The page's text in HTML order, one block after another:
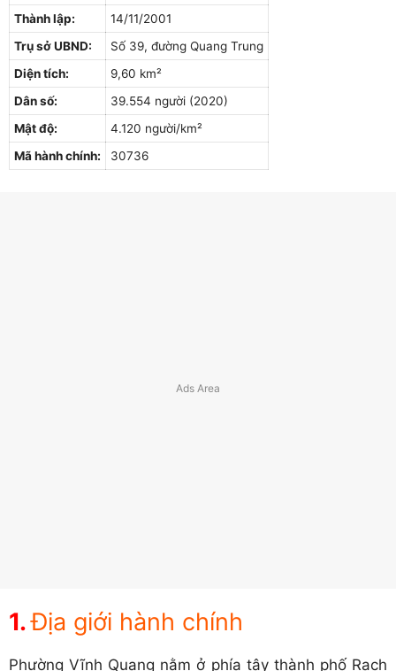
Thành lập:
14/11/2001
Trụ sở UBND:
Số 39, đường Quang Trung
Diện tích:
9,60 km²
Dân số:
39.554 người (2020)
Mật độ:
4.120 người/km²
Mã hành chính:
30736
Địa giới hành chính
Phường Vĩnh Quang nằm ở phía tây thành phố Rạch